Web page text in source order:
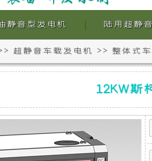
陆用超静
我
的
超
静音型发电机
超静音车载发电机 >> 整体式
12KW斯